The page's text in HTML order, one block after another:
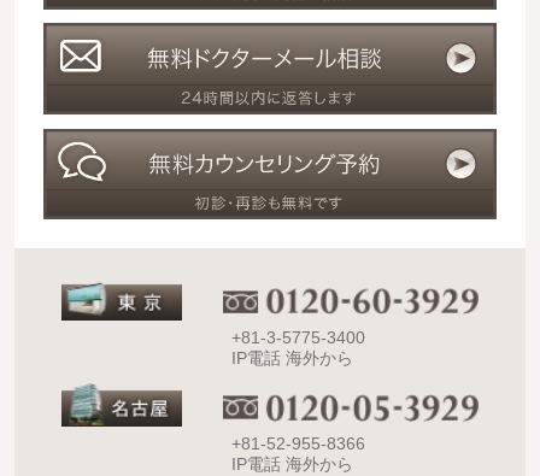
+81-3-5775-3400
IP電話 海外から
+81-52-955-8366
IP電話 海外から